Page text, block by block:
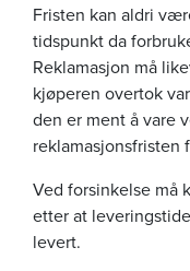
Fristen kan aldri
tidspunkt da
Reklamasjon må
kjøperen overtok
den er ment å vare
reklamasjonsfristen
Ved forsinkelse må
etter at
levert.